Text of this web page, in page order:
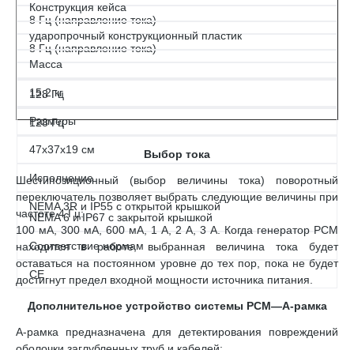
8 Гц (направление тока)
8 Гц (направление тока)
128 Гц
128 Гц
Конструкция кейса
ударопрочный конструкционный пластик
Масса
15,2 кг
Размеры
47х37х19 см
Исполнение
NEMA 3R и IP55 с открытой крышкой
NEMA 6 и IP67 с закрытой крышкой
Соответствие нормам
CE
Выбор тока
Шестипозиционный (выбор величины тока) поворотный
переключатель позволяет выбрать следующие величины при
частоте 4 Гц:
100 мА, 300 мА, 600 мА, 1 А, 2 А, 3 А. Когда генератор PCM
находится в работе, выбранная величина тока будет
оставаться на постоянном уровне до тех пор, пока не будет
достигнут предел входной мощности источника питания.
Дополнительное устройство системы PCM—А-рамка
А-рамка предназначена для детектирования повреждений